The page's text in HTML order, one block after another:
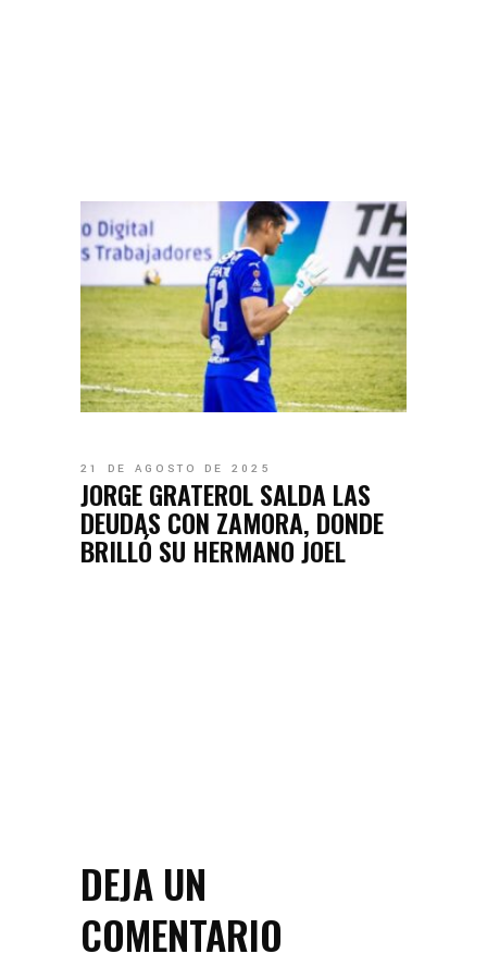
21 DE AGOSTO DE 2025
JORGE GRATEROL SALDA LAS
DEUDAS CON ZAMORA, DONDE
BRILLÓ SU HERMANO JOEL
DEJA UN
COMENTARIO